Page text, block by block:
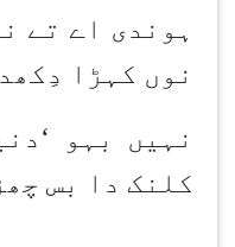
ہوندی اے تے
نوں کہڑا
نہیں بہو ‘
کلنک دا بس